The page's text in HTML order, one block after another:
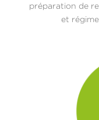
préparation de
et